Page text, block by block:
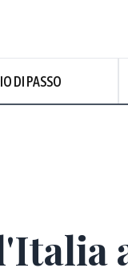
DI PASSO
Sereno